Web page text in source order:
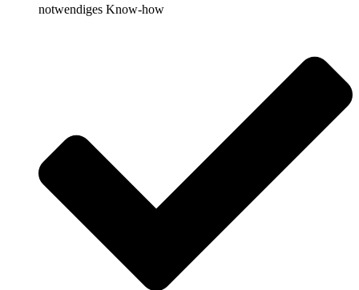
notwendiges Know-how